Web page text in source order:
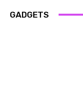
GADGETS